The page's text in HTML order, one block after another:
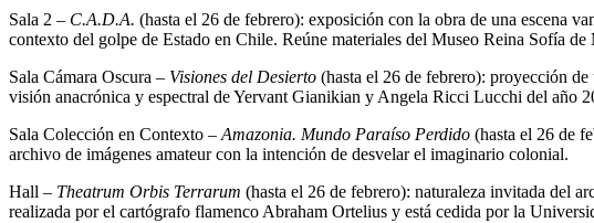
Sala 2 – C.A.D.A. (hasta el 26 de febrero): exposición con la obra de una escena
contexto del golpe de Estado en Chile. Reúne materiales del Museo Reina Sofía de
Sala Cámara Oscura – Visiones del Desierto (hasta el 26 de febrero): proyección
visión anacrónica y espectral de Yervant Gianikian y Angela Ricci Lucchi del año
Sala Colección en Contexto – Amazonia. Mundo Paraíso Perdido (hasta el 26 de
archivo de imágenes amateur con la intención de desvelar el imaginario colonial.
Hall – Theatrum Orbis Terrarum (hasta el 26 de febrero): naturaleza invitada del
realizada por el cartógrafo flamenco Abraham Ortelius y está cedida por la